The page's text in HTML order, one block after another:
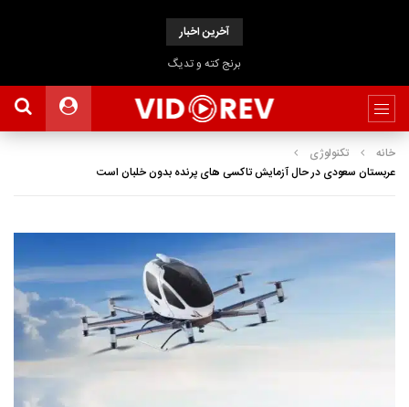
آخرین اخبار
برنج کته و تدیگ
خانه
تکنولوژی
عربستان سعودی در حال آزمایش تاکسی های پرنده بدون خلبان است